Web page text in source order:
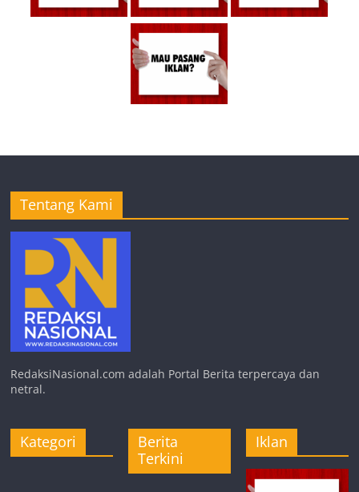
Tentang Kami
RedaksiNasional.com adalah Portal Berita terpercaya dan
netral.
Kategori
Berita
Terkini
Iklan